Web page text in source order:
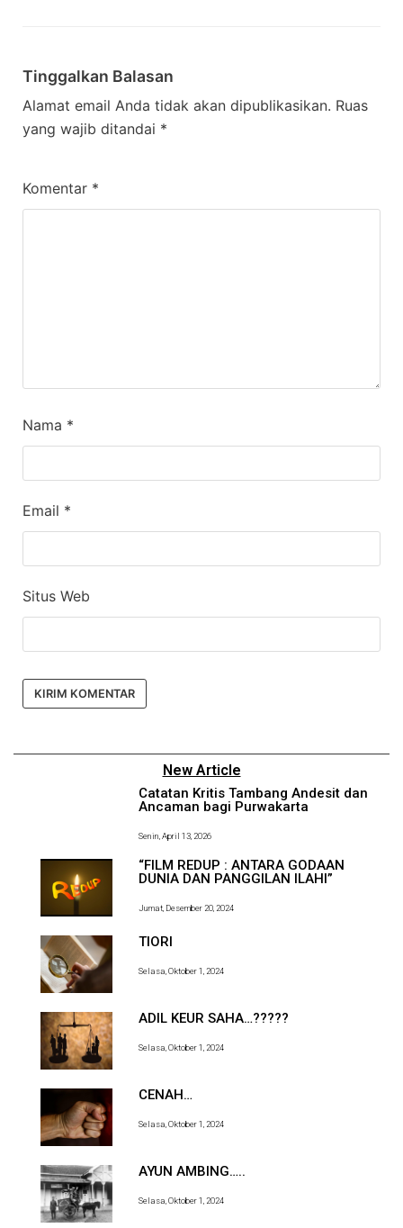
Tinggalkan Balasan
Alamat email Anda tidak akan dipublikasikan. Ruas
yang wajib ditandai *
Komentar *
Nama *
Email *
Situs Web
New Article
Catatan Kritis Tambang Andesit dan
Ancaman bagi Purwakarta
Senin, April 13, 2026
“FILM REDUP : ANTARA GODAAN
DUNIA DAN PANGGILAN ILAHI”
Jumat, Desember 20, 2024
TIORI
Selasa, Oktober 1, 2024
ADIL KEUR SAHA…?????
Selasa, Oktober 1, 2024
CENAH…
Selasa, Oktober 1, 2024
AYUN AMBING…..
Selasa, Oktober 1, 2024